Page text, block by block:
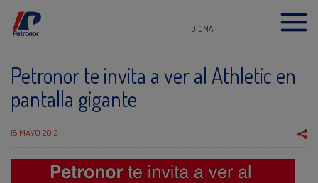
IDIOMA
Petronor te invita a ver al Athletic en
pantalla gigante
18 MAYO 2012